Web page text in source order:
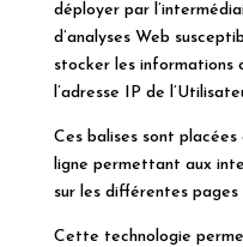
déployer par
d’analyses Web
stocker les informations
l’adresse IP de
Ces balises sont
ligne permettant aux
sur les différentes pages
Cette technologie